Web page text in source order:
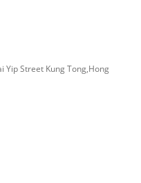
Yip Street Kung Tong,Hong